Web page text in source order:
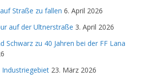
Straße zu fallen 6. April 2026
auf der Ultnerstraße 3. April 2026
Schwarz zu 40 Jahren bei der FF Lana
23. März 2026